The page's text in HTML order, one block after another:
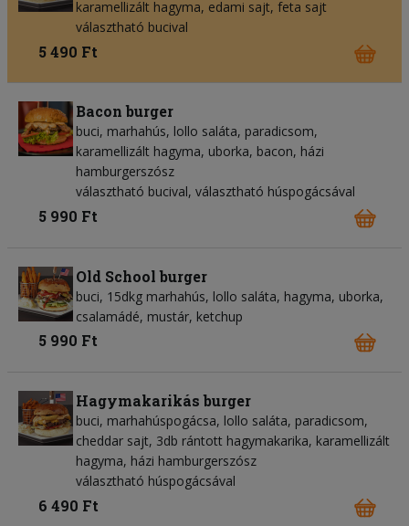
karamellizált hagyma, edami sajt, feta sajt
választható bucival
5 490 Ft
Bacon burger
buci, marhahús, lollo saláta, paradicsom,
karamellizált hagyma, uborka, bacon, házi
hamburgerszósz
választható bucival, választható húspogácsával
5 990 Ft
Old School burger
buci, 15dkg marhahús, lollo saláta, hagyma, uborka,
csalamádé, mustár, ketchup
5 990 Ft
Hagymakarikás burger
buci, marhahúspogácsa, lollo saláta, paradicsom,
cheddar sajt, 3db rántott hagymakarika, karamellizált
hagyma, házi hamburgerszósz
választható húspogácsával
6 490 Ft